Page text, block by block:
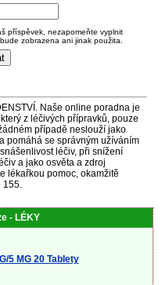
příspěvek, nezapomeňte vyplnit
zobrazena ani jinak použita.
Naše online poradna je
z léčivých přípravků, pouze
případě neslouží jako
pomáhá se správným užíváním
léčiv, při snížení
a jako osvěta a zdroj
lékařkou pomoc, okamžitě
155.
- LÉKY
5 MG 20 Tablety